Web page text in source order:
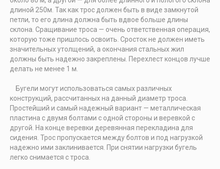
длиной 250м. Так как трос должен быть в виде замкнутой
петли, то его длина должна быть вдвое больше длины
склона. Сращивание троса — очень ответственная операция,
которую тоже пришлось освоить. Сросток не должен иметь
значительных утолщений, а окончания стальных жил
должны быть надежно закреплены. Перехлест концов лучше
делать не менее 1 м.
Бугели могут использоваться самых различных
конструкций, рассчитанных на данный диаметр троса.
Простейший и самый надежный вариант — металлическая
пластина с двумя болтами с одной стороны и веревкой с
другой. На конце веревки деревянная перекладина для
сидения. Трос пропускается между болтов и под нагрузкой
надежно ими заклинивается. При снятии нагрузки бугель
легко снимается с троса.